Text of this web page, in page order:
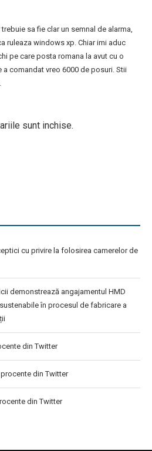
sa fie clar un semnal de alarma,
ruleaza windows xp. Chiar imi aduc
pe care posta romana la avut cu o
comandat vreo 6000 de posuri. Stii
sunt inchise.
cu privire la folosirea camerelor de
demonstrează angajamentul HMD
în procesul de fabricare a
din Twitter
procente din Twitter
din Twitter